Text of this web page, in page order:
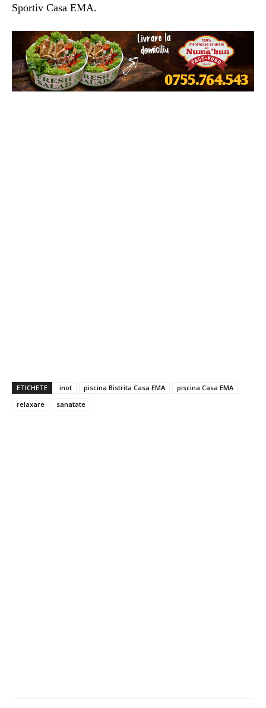
Sportiv Casa EMA.
ETICHETE inot piscina Bistrita Casa EMA
piscina Casa EMA
relaxare
sanatate